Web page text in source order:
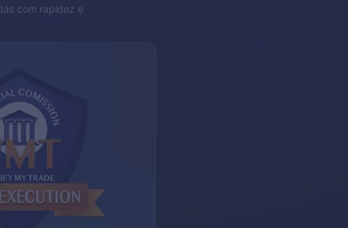
com rapidez e